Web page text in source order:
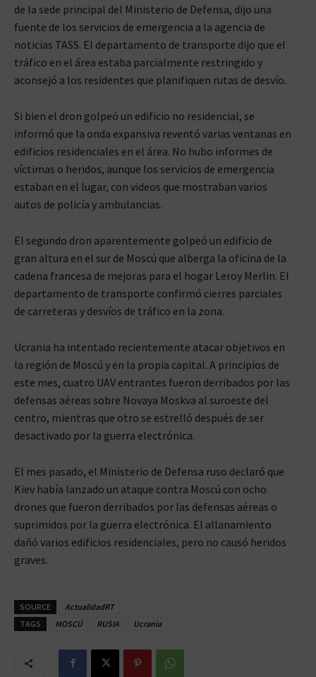
de la sede principal del Ministerio de Defensa, dijo una
fuente de los servicios de emergencia a la agencia de
noticias TASS. El departamento de transporte dijo que el
tráfico en el área estaba parcialmente restringido y
aconsejó a los residentes que planifiquen rutas de desvío.
Si bien el dron golpeó un edificio no residencial, se
informó que la onda expansiva reventó varias ventanas en
edificios residenciales en el área. No hubo informes de
víctimas o heridos, aunque los servicios de emergencia
estaban en el lugar, con videos que mostraban varios
autos de policía y ambulancias.
El segundo dron aparentemente golpeó un edificio de
gran altura en el sur de Moscú que alberga la oficina de la
cadena francesa de mejoras para el hogar Leroy Merlin. El
departamento de transporte confirmó cierres parciales
de carreteras y desvíos de tráfico en la zona.
Ucrania ha intentado recientemente atacar objetivos en
la región de Moscú y en la propia capital. A principios de
este mes, cuatro UAV entrantes fueron derribados por las
defensas aéreas sobre Novaya Moskva al suroeste del
centro, mientras que otro se estrelló después de ser
desactivado por la guerra electrónica.
El mes pasado, el Ministerio de Defensa ruso declaró que
Kiev había lanzado un ataque contra Moscú con ocho
drones que fueron derribados por las defensas aéreas o
suprimidos por la guerra electrónica. El allanamiento
dañó varios edificios residenciales, pero no causó heridos
graves.
SOURCE
ActualidadRT
TAGS
MOSCÚ RUSIA Ucrania